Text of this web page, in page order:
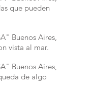
que pueden
Buenos Aires,
vista al mar.
Buenos Aires,
de algo